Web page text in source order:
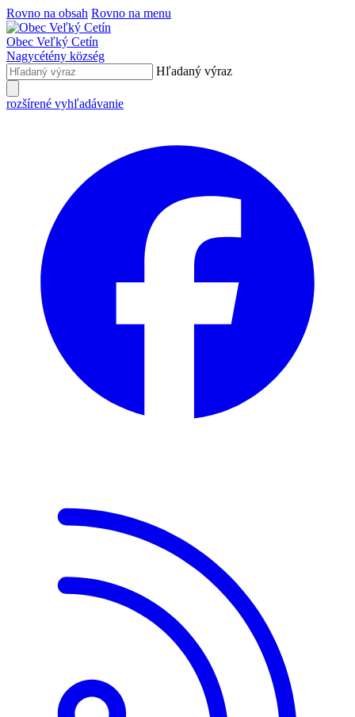
Rovno na obsah Rovno na menu
Obec Veľký Cetín
Nagycétény község
Hľadaný výraz
rozšírené vyhľadávanie